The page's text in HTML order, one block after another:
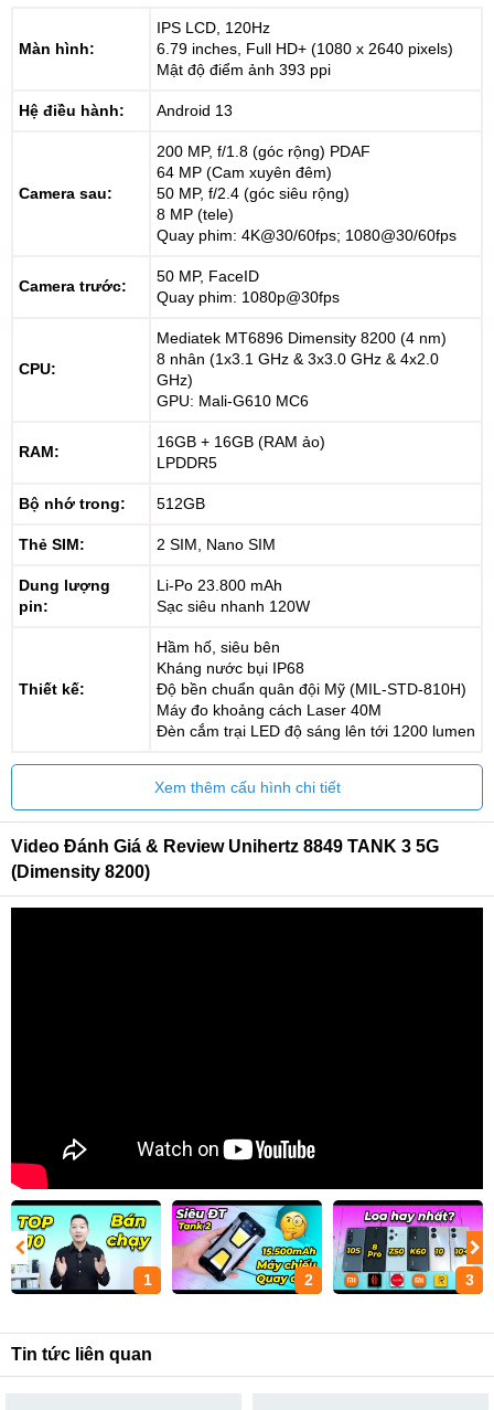
Màn hình:
IPS LCD, 120Hz
6.79 inches, Full HD+ (1080 x 2640 pixels)
Mật độ điểm ảnh 393 ppi
Hệ điều hành: Android 13
Camera sau:
200 MP, f/1.8 (góc rộng) PDAF
64 MP (Cam xuyên đêm)
50 MP, f/2.4 (góc siêu rộng)
8 MP (tele)
Quay phim: 4K@30/60fps; 1080@30/60fps
Camera trước:
50 MP, FaceID
Quay phim: 1080p@30fps
CPU:
Mediatek MT6896 Dimensity 8200 (4 nm)
8 nhân (1x3.1 GHz & 3x3.0 GHz & 4x2.0
GHz)
GPU: Mali-G610 MC6
RAM:
16GB + 16GB (RAM ảo)
LPDDR5
Bộ nhớ trong: 512GB
Thẻ SIM: 2 SIM, Nano SIM
Dung lượng
pin:
Li-Po 23.800 mAh
Sạc siêu nhanh 120W
Thiết kế:
Hầm hố, siêu bên
Kháng nước bụi IP68
Độ bền chuẩn quân đội Mỹ (MIL-STD-810H)
Máy đo khoảng cách Laser 40M
Đèn cắm trại LED độ sáng lên tới 1200 lumen
Xem thêm cấu hình chi tiết
Video Đánh Giá & Review Unihertz 8849 TANK 3 5G
(Dimensity 8200)
1 2 3
Tin tức liên quan